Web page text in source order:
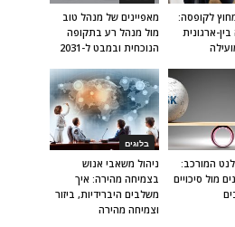
מאפיינים של מנהל טוב
מול מנהל רע בתקופה
הנוכחית ובמבט ל-2031
לקופסה:
ארגונית
בלוגים
ניהול משאבי אנוש
בצמיחה מהירה: איך
משלבים היברידיות, ביזור
וצמיחה מהירה
המורכב:
מול סיכויים